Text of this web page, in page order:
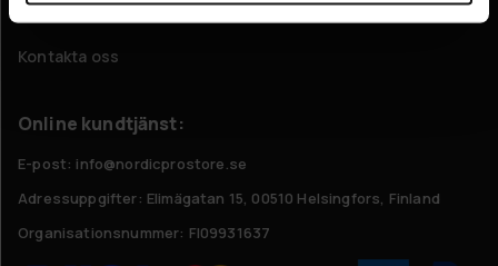
Kontakta oss
Online kundtjänst:
E-post: info@nordicprostore.se
Adressuppgifter: Elimägatan 15, 00510 Helsingfors, Finland
Organisationsnummer: FI09931637